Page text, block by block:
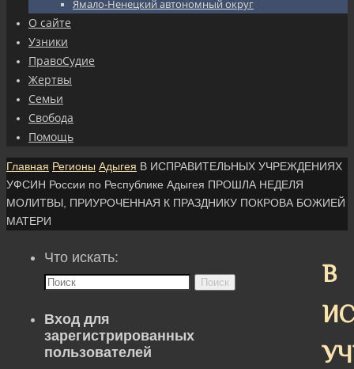
Ямало-Ненецкий автономный округ
О сайте
Узники
ПравоСудие
Жертвы
Семьи
Свобода
Помощь
Главная Регионы Адыгея В ИСПРАВИТЕЛЬНЫХ УЧРЕЖДЕНИЯХ
УФСИН России по Республике Адыгея ПРОШЛА НЕДЕЛЯ
МОЛИТВЫ, ПРИУРОЧЕННАЯ К ПРАЗДНИКУ ПОКРОВА БОЖИЕЙ
МАТЕРИ
В
Что искать:
Поиск
Вход для
зарегистрированных
пользователей